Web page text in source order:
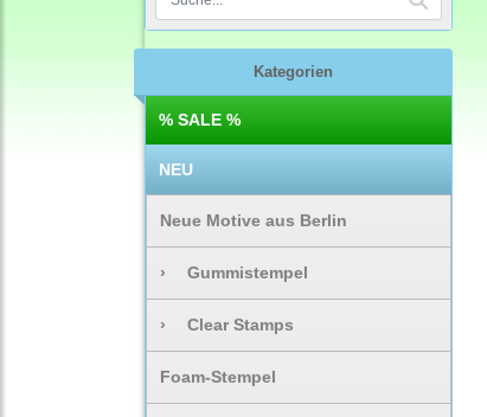
Kategorien
% SALE %
NEU
Neue Motive aus Berlin
› Gummistempel
› Clear Stamps
Foam-Stempel